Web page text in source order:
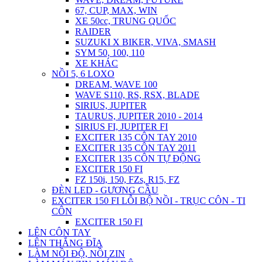
67, CUP, MAX, WIN
XE 50cc, TRUNG QUỐC
RAIDER
SUZUKI X BIKER, VIVA, SMASH
SYM 50, 100, 110
XE KHÁC
NỒI 5, 6 LOXO
DREAM, WAVE 100
WAVE S110, RS, RSX, BLADE
SIRIUS, JUPITER
TAURUS, JUPITER 2010 - 2014
SIRIUS FI, JUPITER FI
EXCITER 135 CÔN TAY 2010
EXCITER 135 CÔN TAY 2011
EXCITER 135 CÔN TỰ ĐỘNG
EXCITER 150 FI
FZ 150i, 150, FZs, R15, FZ
ĐÈN LED - GƯƠNG CẦU
EXCITER 150 FI LỖI BỘ NỒI - TRỤC CÔN - TI
CÔN
EXCITER 150 FI
LÊN CÔN TAY
LÊN THẮNG ĐĨA
LÀM NỒI ĐỘ, NỒI ZIN